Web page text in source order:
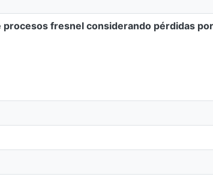
procesos fresnel considerando pérdidas